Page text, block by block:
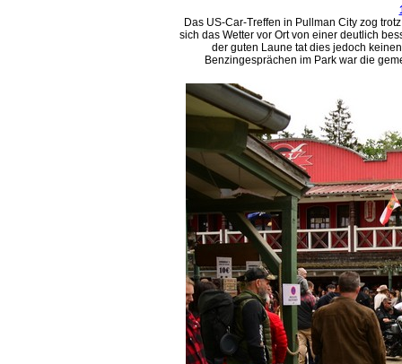
Das US-Car-Treffen in Pullman City zog
sich das Wetter vor Ort von einer deutlich
der guten Laune tat dies jedoch
Benzingesprächen im Park war die